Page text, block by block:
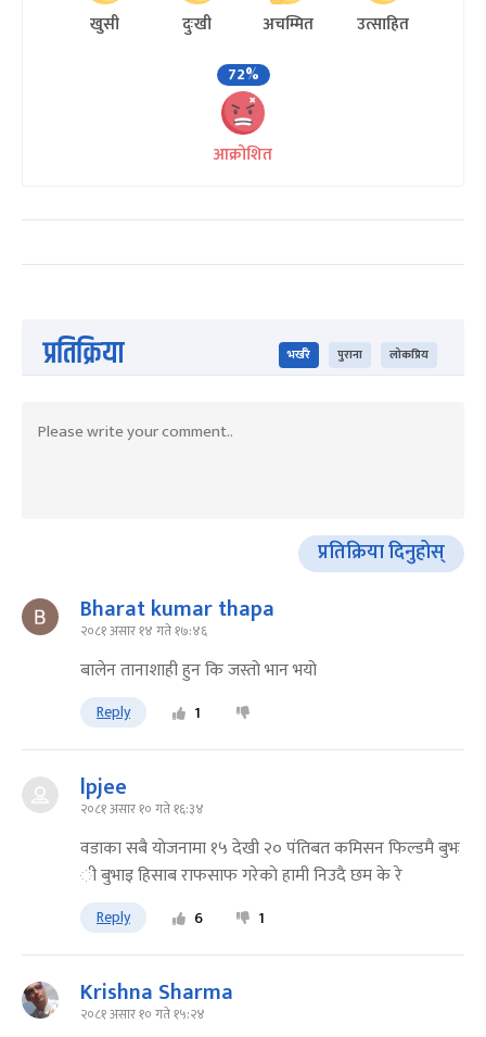
खुसी दुःखी अचम्मित
उत्साहित
72%
आक्रोशित
प्रतिक्रिया भर्खरै पुराना लोकप्रिय
प्रतिक्रिया दिनुहोस्
Bharat kumar thapa
२०८१ असार १४ गते १७:४६
बालेन तानाशाही हुन कि जस्तो भान भयो
Reply 1
lpjee
२०८१ असार १० गते १६:३४
वडाका सबै याेजनामा १५ देखी २० पंतिबत कमिसन फिल्डमै बुभः
ी बुभाइ हिसाब राफसाफ गरेकाे हामी निउदै छम के रे
Reply 6 1
Krishna Sharma
२०८१ असार १० गते १५:२४